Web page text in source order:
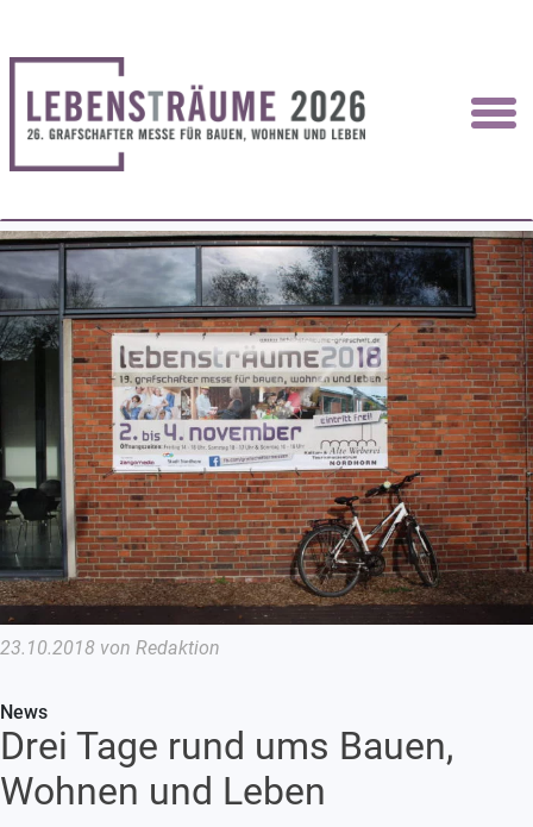
23.10.2018 von Redaktion
News
Drei Tage rund ums Bauen,
Wohnen und Leben